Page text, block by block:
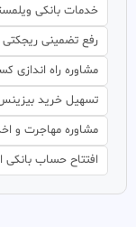
خدمات بانکی
رفع تضمینی ریجکتی
مشاوره راه اندازی
تسهیل خرید
مشاوره مهاجرت و
افتتاح حساب بانکی